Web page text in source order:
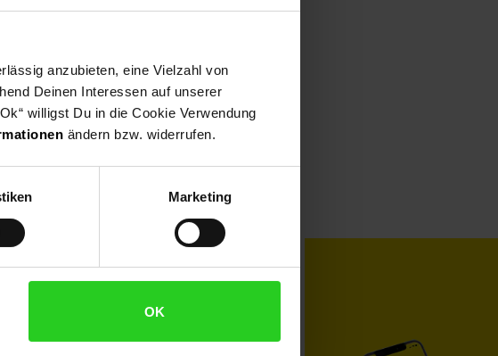
anzubieten, eine Vielzahl von
Deinen Interessen auf unserer
willigst Du in die Cookie Verwendung
ändern bzw. widerrufen.
Marketing
OK